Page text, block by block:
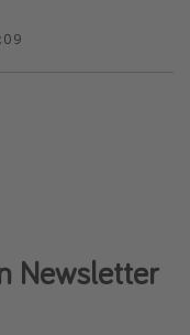
Newsletter